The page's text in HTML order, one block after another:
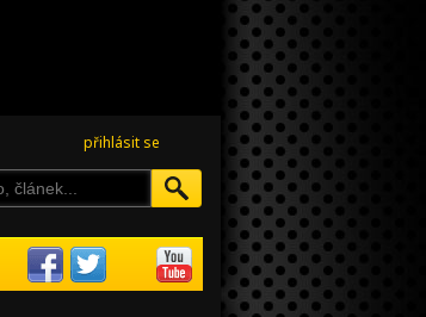
přihlásit se